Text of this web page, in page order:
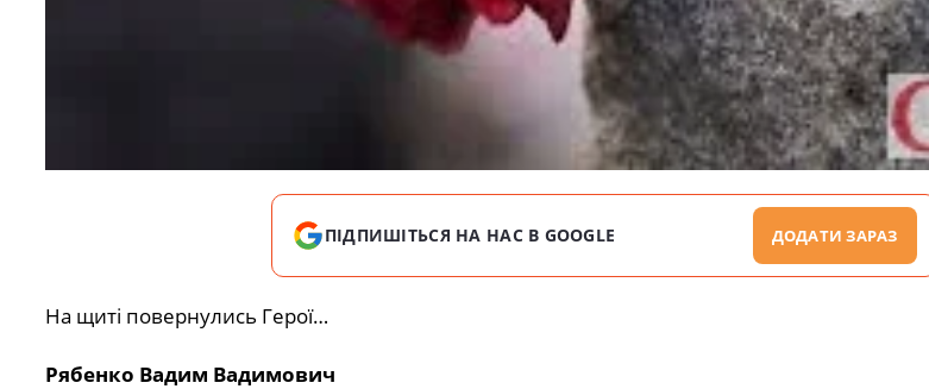
ПІДПИШІТЬСЯ НА НАС В GOOGLE ДОДАТИ ЗАРАЗ
На щиті повернулись Герої…
Рябенко Вадим Вадимович